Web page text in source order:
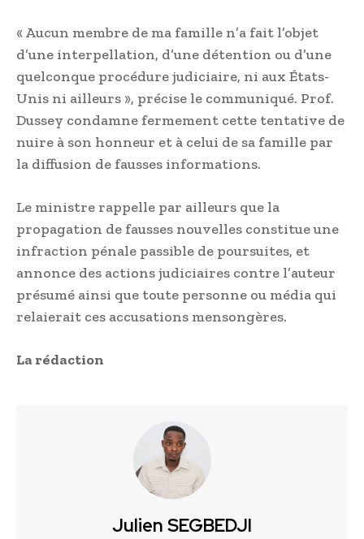
« Aucun membre de ma famille n’a fait l’objet
d’une interpellation, d’une détention ou d’une
quelconque procédure judiciaire, ni aux États-
Unis ni ailleurs », précise le communiqué. Prof.
Dussey condamne fermement cette tentative de
nuire à son honneur et à celui de sa famille par
la diffusion de fausses informations.
Le ministre rappelle par ailleurs que la
propagation de fausses nouvelles constitue une
infraction pénale passible de poursuites, et
annonce des actions judiciaires contre l’auteur
présumé ainsi que toute personne ou média qui
relaierait ces accusations mensongères.
La rédaction
Julien SEGBEDJI